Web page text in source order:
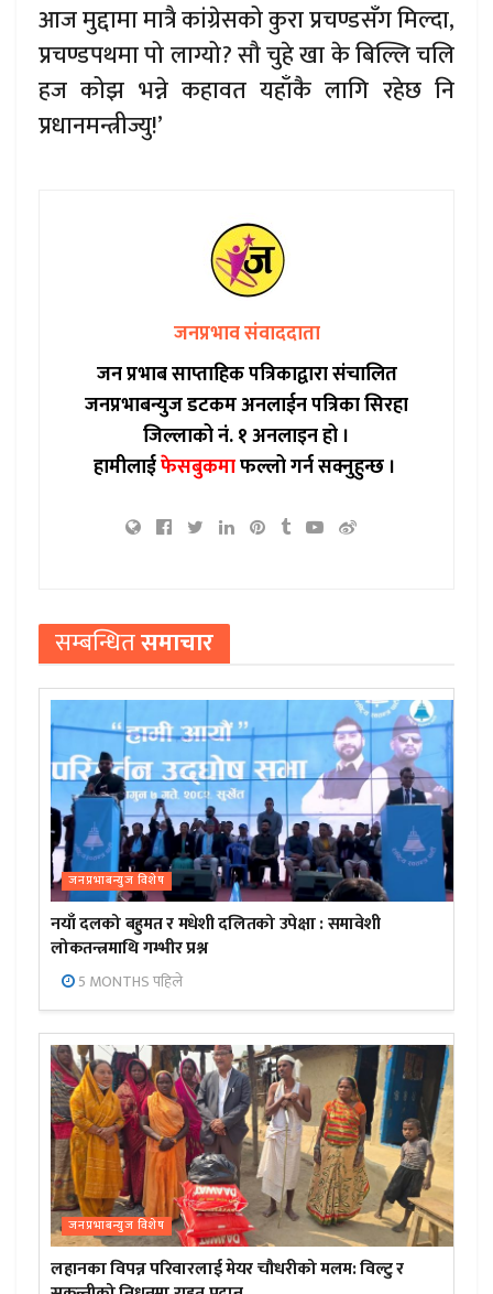
आज मुद्दामा मात्रै कांग्रेसको कुरा प्रचण्डसँग मिल्दा,
प्रचण्डपथमा पो लाग्यो? सौ चुहे खा के बिल्लि चलि
हज कोझ भन्ने कहावत यहाँकै लागि रहेछ नि
प्रधानमन्त्रीज्यु!’
जनप्रभाव संवाददाता
जन प्रभाब साप्ताहिक पत्रिकाद्वारा संचालित
जनप्रभाबन्युज डटकम अनलाईन पत्रिका सिरहा
जिल्लाको नं. १ अनलाइन हो ।
हामीलाईफेसबुकमाफल्लो गर्न सक्नुहुन्छ ।
सम्बन्धितसमाचार
जनप्रभाबन्युज विशेष
नयाँ दलको बहुमत र मधेशी दलितको उपेक्षा : समावेशी
लोकतन्त्रमाथि गम्भीर प्रश्न
5 MONTHS पहिले
जनप्रभाबन्युज विशेष
लहानका विपन्न परिवारलाई मेयर चौधरीको मलम: विल्टु र